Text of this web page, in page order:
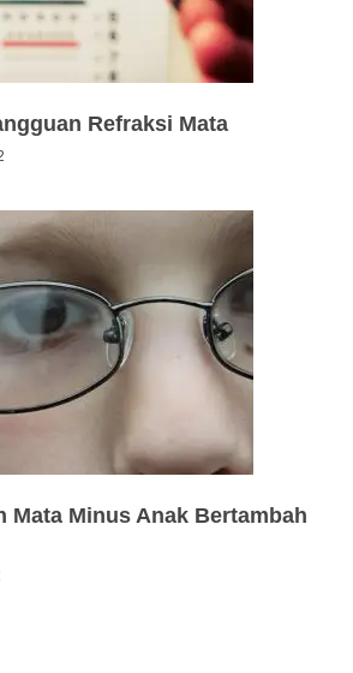
Refraksi Mata
Mata Minus Anak Bertambah